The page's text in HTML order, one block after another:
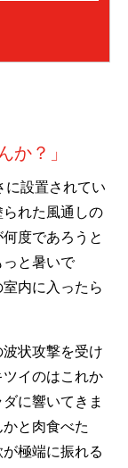
か？」
に設置されてい
れた風通しの
度であろうと
っと暑いで
内に入ったら
状攻撃を受け
イのはこれか
に響いてきま
と肉食べた
極端に振れる